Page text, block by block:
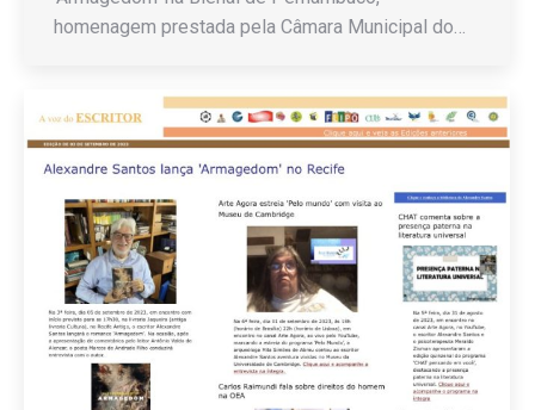
homenagem prestada pela Câmara Municipal do…